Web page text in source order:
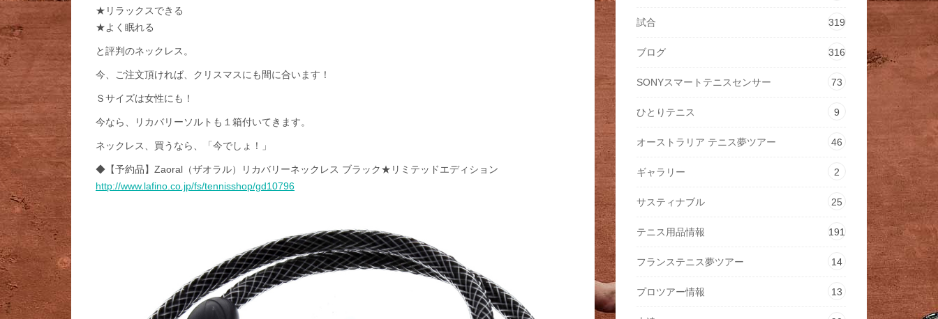
★リラックスできる
★よく眠れる
と評判のネックレス。
今、ご注文頂ければ、クリスマスにも間に合います！
Ｓサイズは女性にも！
今なら、リカバリーソルトも１箱付いてきます。
ネックレス、買うなら、「今でしょ！」
◆【予約品】Zaoral（ザオラル）リカバリーネックレス ブラック★リミテッドエディション
http://www.lafino.co.jp/fs/tennisshop/gd10796
試合 319
ブログ 316
SONYスマートテニスセンサー 73
ひとりテニス 9
オーストラリア テニス夢ツアー 46
ギャラリー 2
サスティナブル 25
テニス用品情報 191
フランステニス夢ツアー 14
プロツアー情報 13